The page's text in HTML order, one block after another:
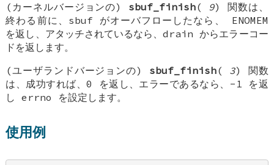
(カーネルバージョンの) sbuf_finish( 9) 関数は、
終わる前に、sbuf がオーバフローしたなら、 ENOMEM
を返し、アタッチされているなら、drain からエラーコー
ドを返します。
(ユーザランドバージョンの) sbuf_finish( 3) 関数
は、成功すれば、0 を返し、エラーであるなら、-1 を返
し errno を設定します。
使用例